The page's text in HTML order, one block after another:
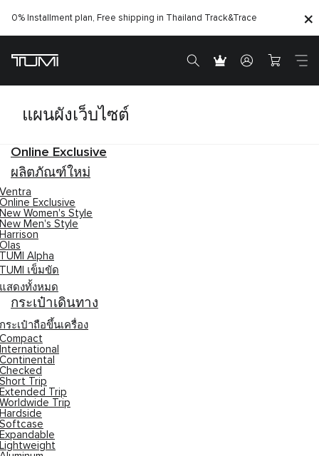
0% Installment plan, Free shipping in Thailand Track&Trace
แผนผังเว็บไซต์
Online Exclusive
ผลิตภัณฑ์ใหม่
Ventra
Online Exclusive
New Women's Style
New Men's Style
Harrison
Olas
TUMI Alpha
TUMI เข็มขัด
แสดงทั้งหมด
กระเป๋าเดินทาง
กระเป๋าถือขึ้นเครื่อง
Compact
International
Continental
Checked
Short Trip
Extended Trip
Worldwide Trip
Hardside
Softcase
Expandable
Lightweight